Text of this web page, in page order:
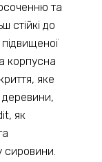
та
стійкі до
корпусна
яке
деревини,
як
сировини.